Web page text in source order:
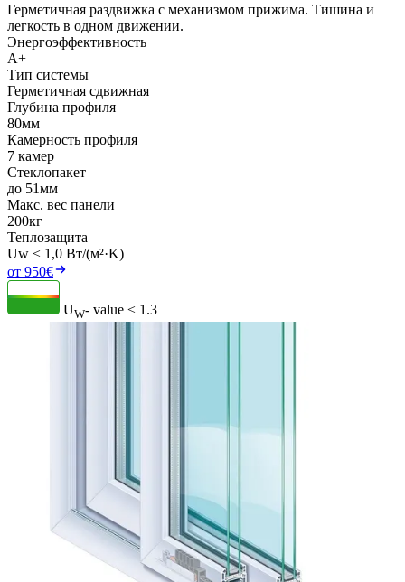
Герметичная раздвижка с механизмом прижима. Тишина и
легкость в одном движении.
Энергоэффективность
A+
Тип системы
Герметичная сдвижная
Глубина профиля
80мм
Камерность профиля
7 камер
Стеклопакет
до 51мм
Макс. вес панели
200кг
Теплозащита
Uw ≤ 1,0 Вт/(м²·K)
от 950€
UW- value ≤ 1.3